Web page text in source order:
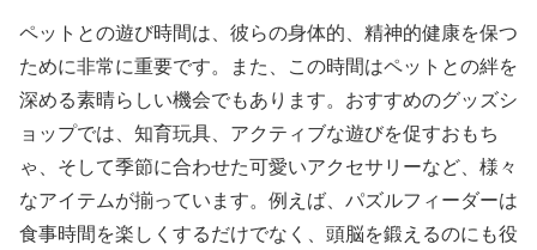
ペットとの遊び時間は、彼らの身体的、精神的健康を保つ
ために非常に重要です。また、この時間はペットとの絆を
深める素晴らしい機会でもあります。おすすめのグッズシ
ョップでは、知育玩具、アクティブな遊びを促すおもち
ゃ、そして季節に合わせた可愛いアクセサリーなど、様々
なアイテムが揃っています。例えば、パズルフィーダーは
食事時間を楽しくするだけでなく、頭脳を鍛えるのにも役